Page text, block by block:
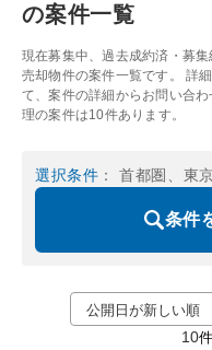
の案件一覧
現在募集中、過去成約済・募
売却物件の案件一覧です。 詳
て、案件の詳細からお問い合
理の案件は10件あります。
選択条件 ： 首都圏、東
条件
10件